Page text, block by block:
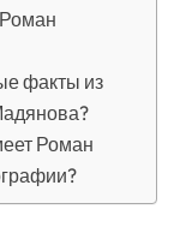
факты из
Роман